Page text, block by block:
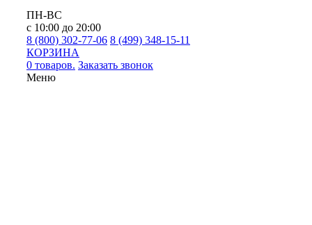
ПН-ВС
с 10:00 до 20:00
8 (800) 302-77-06 8 (499) 348-15-11
КОРЗИНА
0 товаров. Заказать звонок
Меню